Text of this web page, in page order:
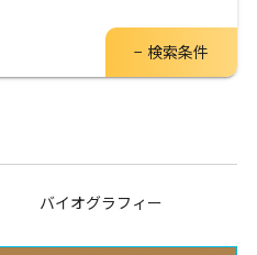
バイオグラフィー
検索条件